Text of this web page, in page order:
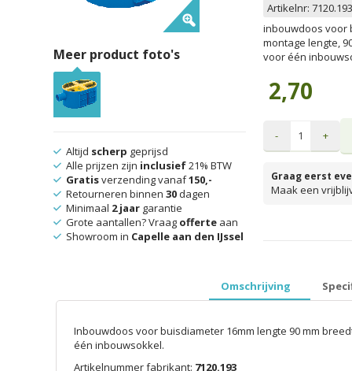
Artikelnr: 7120.193
inbouwdoos voor
montage lengte,
voor één
2,70
- +
Graag eerst
Maak een
Meer product foto's
Altijd scherp geprijsd
Alle prijzen zijn inclusief21% BTW
Gratisverzending vanaf150,-
Retourneren binnen 30dagen
Minimaal 2 jaargarantie
Grote aantallen? Vraag offerteaan
Showroom in Capelle aan den IJssel
Omschrijving
Inbouwdoos voor buisdiameter 16mm lengte 90 mm
één inbouwsokkel.
Artikelnummer fabrikant: 7120.193